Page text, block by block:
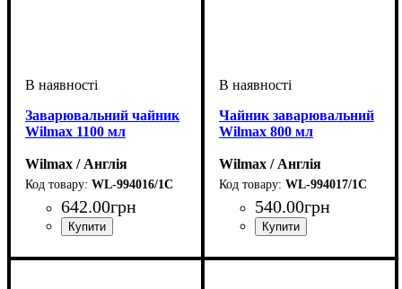
Заварювальний чайник
Wilmax 1100 мл
Wilmax / Англія
WL-994016/1C
642.00грн
Чайник заварювальний
Wilmax 800 мл
Wilmax / Англія
WL-994017/1C
540.00грн